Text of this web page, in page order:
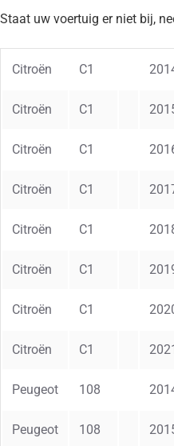
Staat uw voertuig er niet bij,
Citroën C1
Citroën C1
Citroën C1
Citroën C1
Citroën C1
Citroën C1
Citroën C1
Citroën C1 2021
Peugeot 108
Peugeot 108